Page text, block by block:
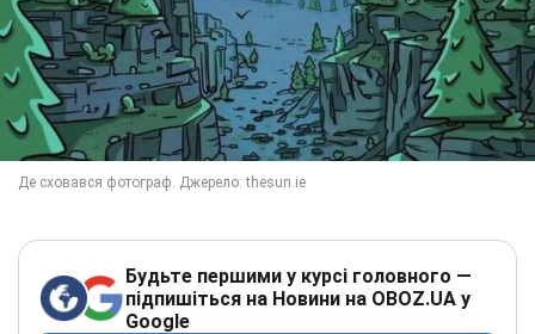
Будьте першими у курсі головного —
підпишіться на Новини на OBOZ.UA у
Google